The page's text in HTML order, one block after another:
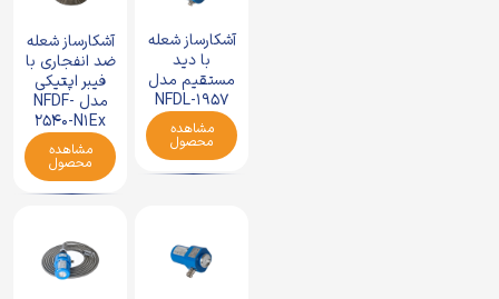
آشکارساز شعله
با دید
مستقیم مدل
NFDL-1957
مشاهده
محصول
آشکارساز شعله
ضد انفجاری با
فیبر اپتیکی
مدل NFDF-
2540-N1Ex
مشاهده
محصول